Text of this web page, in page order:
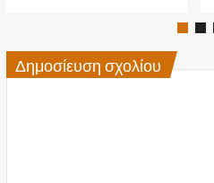
Δημοσίευση σχολίου